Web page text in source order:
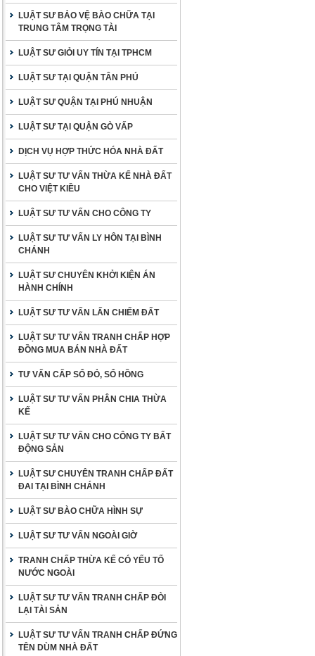
LUẬT SƯ BẢO VỆ BÀO CHỮA TẠI
TRUNG TÂM TRỌNG TÀI
LUẬT SƯ GIỎI UY TÍN TẠI TPHCM
LUẬT SƯ TẠI QUẬN TÂN PHÚ
LUẬT SƯ QUẬN TẠI PHÚ NHUẬN
LUẬT SƯ TẠI QUẬN GÒ VẤP
DỊCH VỤ HỢP THỨC HÓA NHÀ ĐẤT
LUẬT SƯ TƯ VẤN THỪA KẾ NHÀ ĐẤT
CHO VIỆT KIỀU
LUẬT SƯ TƯ VẤN CHO CÔNG TY
LUẬT SƯ TƯ VẤN LY HÔN TẠI BÌNH
CHÁNH
LUẬT SƯ CHUYÊN KHỞI KIỆN ÁN
HÀNH CHÍNH
LUẬT SƯ TƯ VẤN LẤN CHIẾM ĐẤT
LUẬT SƯ TƯ VẤN TRANH CHẤP HỢP
ĐỒNG MUA BÁN NHÀ ĐẤT
TƯ VẤN CẤP SỔ ĐỎ, SỔ HỒNG
LUẬT SƯ TƯ VẤN PHÂN CHIA THỪA
KẾ
LUẬT SƯ TƯ VẤN CHO CÔNG TY BẤT
ĐỘNG SẢN
LUẬT SƯ CHUYÊN TRANH CHẤP ĐẤT
ĐAI TẠI BÌNH CHÁNH
LUẬT SƯ BÀO CHỮA HÌNH SỰ
LUẬT SƯ TƯ VẤN NGOÀI GIỜ
TRANH CHẤP THỪA KẾ CÓ YẾU TỐ
NƯỚC NGOÀI
LUẬT SƯ TƯ VẤN TRANH CHẤP ĐÒI
LẠI TÀI SẢN
LUẬT SƯ TƯ VẤN TRANH CHẤP ĐỨNG
TÊN DÙM NHÀ ĐẤT